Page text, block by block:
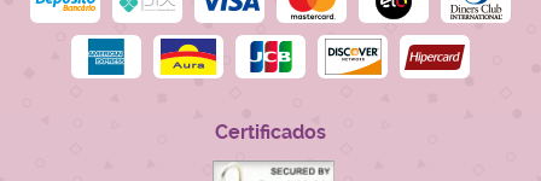
Certificados